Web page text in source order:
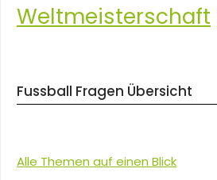
Weltmeisterschaft
Fussball Fragen Übersicht
Alle Themen auf einen Blick